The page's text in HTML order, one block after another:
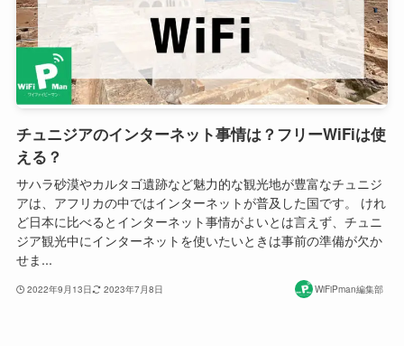
チュニジアのインターネット事情は？フリーWiFiは使
える？
サハラ砂漠やカルタゴ遺跡など魅力的な観光地が豊富なチュニジ
アは、アフリカの中ではインターネットが普及した国です。 けれ
ど日本に比べるとインターネット事情がよいとは言えず、チュニ
ジア観光中にインターネットを使いたいときは事前の準備が欠か
せま...
2022年9月13日 2023年7月8日 WiFiPman編集部